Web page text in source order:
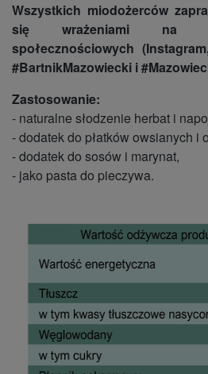
Wszystkich miodożerców
się wrażeniami na
społecznościowych
#BartnikMazowiecki i
Zastosowanie:
- naturalne słodzenie herbat i
- dodatek do płatków owsianych i
- dodatek do sosów i marynat,
- jako pasta do pieczywa.